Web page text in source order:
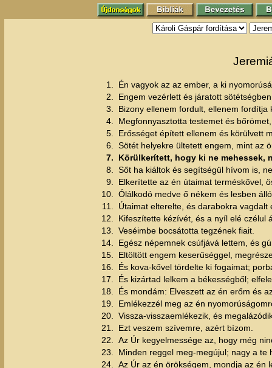
1.
Én vagyok az az ember, a ki
2.
Engem vezérlett és járatott
3.
Bizony ellenem fordult, ellenem fordítja
4.
Megfonnyasztotta testemet és
5.
Erősséget épített ellenem és körülvett
6.
Sötét helyekre ültetett engem, mint az
7.
Körülkerített, hogy ki ne mehessek,
8.
Sőt ha kiáltok és segítségül hívom is,
9.
Elkerítette az én útaimat terméskővel,
10.
Ólálkodó medve ő nékem és lesben
11.
Útaimat elterelte, és darabokra vagdalt
12.
Kifeszítette kézívét, és a nyíl elé czélul
13.
Veséimbe bocsátotta tegzének fiait.
14.
Egész népemnek csúfjává lettem, és
15.
Eltöltött engem keserűséggel,
16.
És kova-kővel tördelte ki fogaimat;
17.
És kizártad lelkem a békességből;
18.
És mondám: Elveszett az én erőm és
19.
Emlékezzél meg az én
20.
Vissza-visszaemlékezik, és
21.
Ezt veszem szívemre, azért bízom.
22.
Az Úr kegyelmessége az, hogy még
23.
Minden reggel meg-megújul; nagy a te
24.
Az Úr az én örökségem, mondja az én